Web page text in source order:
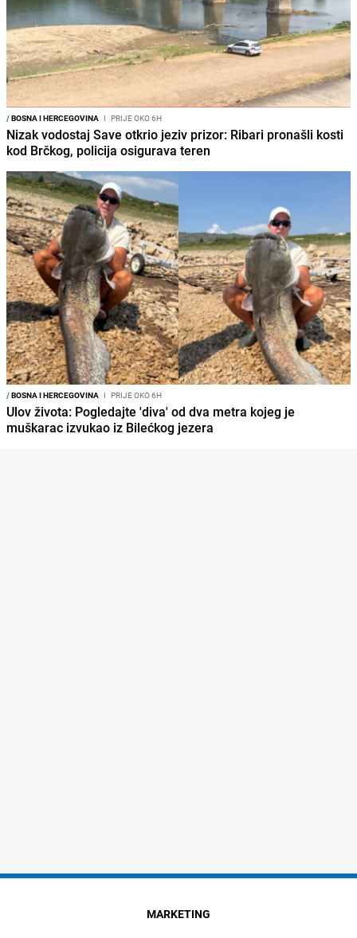
/BOSNA I HERCEGOVINA I PRIJE OKO 6H
Nizak vodostaj Save otkrio jeziv prizor: Ribari pronašli kosti
kod Brčkog, policija osigurava teren
/BOSNA I HERCEGOVINA I PRIJE OKO 6H
Ulov života: Pogledajte 'diva' od dva metra kojeg je
muškarac izvukao iz Bilećkog jezera
MARKETING